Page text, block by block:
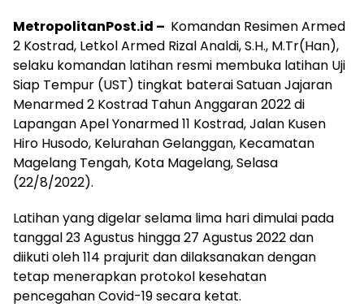
MetropolitanPost.id – Komandan Resimen Armed
2 Kostrad, Letkol Armed Rizal Analdi, S.H., M.Tr(Han),
selaku komandan latihan resmi membuka latihan Uji
Siap Tempur (UST) tingkat baterai Satuan Jajaran
Menarmed 2 Kostrad Tahun Anggaran 2022 di
Lapangan Apel Yonarmed 11 Kostrad, Jalan Kusen
Hiro Husodo, Kelurahan Gelanggan, Kecamatan
Magelang Tengah, Kota Magelang, Selasa
(22/8/2022).
Latihan yang digelar selama lima hari dimulai pada
tanggal 23 Agustus hingga 27 Agustus 2022 dan
diikuti oleh 114 prajurit dan dilaksanakan dengan
tetap menerapkan protokol kesehatan
pencegahan Covid-19 secara ketat.